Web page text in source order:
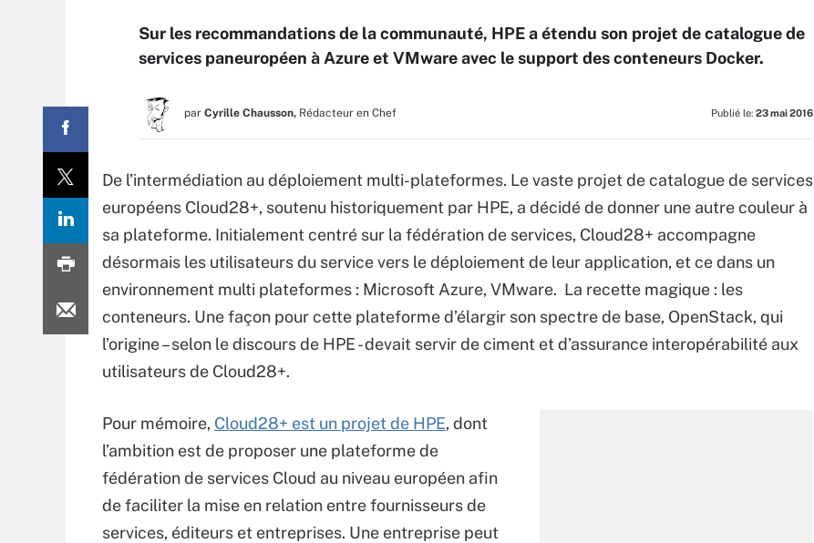
Sur les recommandations de la communauté, HPE a étendu son projet de catalogue de
services paneuropéen à Azure et VMware avec le support des conteneurs Docker.
par Cyrille Chausson, Rédacteur en Chef Publié le: 23 mai 2016
De l’intermédiation au déploiement multi-plateformes. Le vaste projet de catalogue de services
européens Cloud28+, soutenu historiquement par HPE, a décidé de donner une autre couleur à
sa plateforme. Initialement centré sur la fédération de services, Cloud28+ accompagne
désormais les utilisateurs du service vers le déploiement de leur application, et ce dans un
environnement multi plateformes : Microsoft Azure, VMware. La recette magique : les
conteneurs. Une façon pour cette plateforme d’élargir son spectre de base, OpenStack, qui
l’origine – selon le discours de HPE - devait servir de ciment et d’assurance interopérabilité aux
utilisateurs de Cloud28+.
Pour mémoire, Cloud28+ est un projet de HPE, dont
l’ambition est de proposer une plateforme de
fédération de services Cloud au niveau européen afin
de faciliter la mise en relation entre fournisseurs de
services, éditeurs et entreprises. Une entreprise peut